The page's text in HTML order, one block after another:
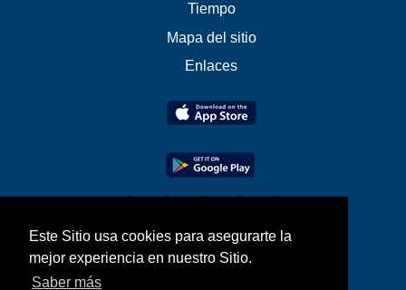
Este Sitio usa cookies para asegurarte la
mejor experiencia en nuestro Sitio.
Saber más
Tiempo
Mapa del sitio
Enlaces